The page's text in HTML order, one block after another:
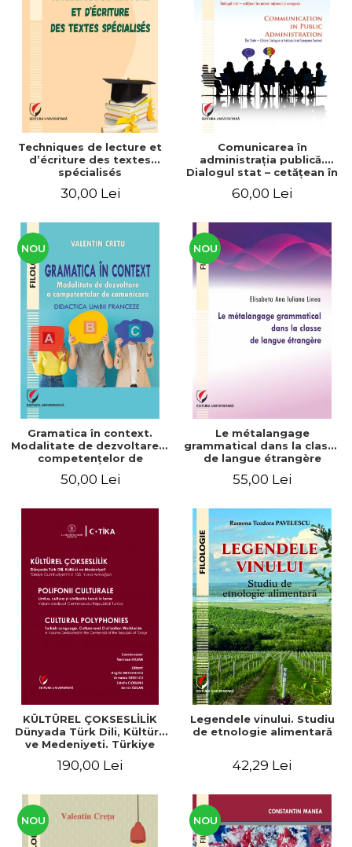
Techniques de lecture et
d’écriture des textes
spécialisés
30,00 Lei
Comunicarea în
administraţia publică.
Dialogul stat – cetăţean în
european / Communication
The state-citizen dialogue
in national and European
context
60,00 Lei
NOU
Gramatica în context.
Modalitate de dezvoltare a
competenţelor de
limbii franceze
50,00 Lei
NOU
Le métalangage
grammatical dans la classe
de langue étrangère
55,00 Lei
KÜLTÜREL ÇOKSESLİLİK
Dünyada Türk Dili, Kültürü
ve Medeniyeti. Türkiye
Armağan/ POLIFONII
și civilizația turcă în lume.
Centenarului
190,00 Lei
Legendele vinului. Studiu
de etnologie alimentară
42,29 Lei
NOU NOU